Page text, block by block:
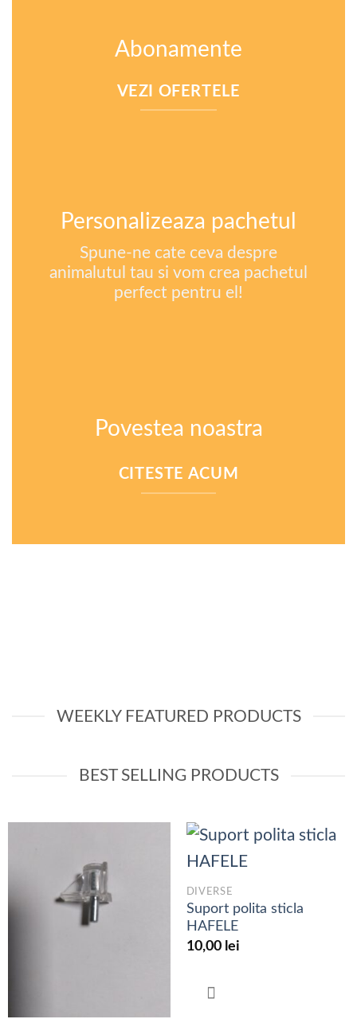
Abonamente
VEZI OFERTELE
Personalizeaza pachetul
Spune-ne cate ceva despre
animalutul tau si vom crea pachetul
perfect pentru el!
Povestea noastra
CITESTE ACUM
WEEKLY FEATURED PRODUCTS
BEST SELLING PRODUCTS
DIVERSE
Suport polita sticla
HAFELE
10,00 lei